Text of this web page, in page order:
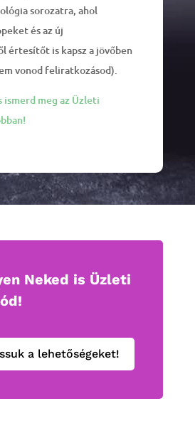
sorozatra, ahol
és az új
értesítőt is kapsz a jövőben
vonod feliratkozásod).
ismerd meg az Üzleti
Neked is Üzleti
a lehetőségeket!